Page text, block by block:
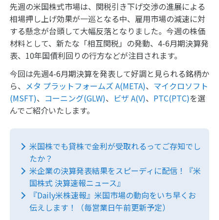
先週の米国株式市場は、関税引き下げ交渉の進展による
相場押し上げ効果が一巡となる中、雇用市場の減速に対
する懸念が台頭して大幅反落となりました。今週の株価
材料として、新たな「相互関税」の発動、4-6月期決算発
表、10年国債利回りの行方などが注目されます。
今回は先週4-6月期決算を発表して好調と見られる銘柄か
ら、 メタ プラットフォームズ A(META)、 マイクロソフト
(MSFT)、 コーニング(GLW)、 ビザ A(V)、 PTC(PTC)を選
んでご紹介いたします。
米国株でも貸株で金利が受取れるってご存知でし
たか？
米企業の決算発表結果をスピーディに配信！『米
国株式 決算速報ニュース』
『Daily米株速報』米国市場の動向をいち早くお
伝えします！（毎営業日午前更新予定）